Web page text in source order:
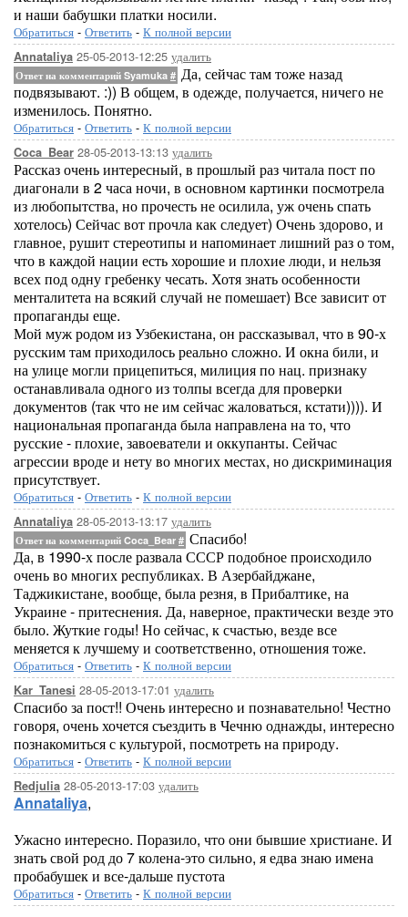
и наши бабушки платки носили.
Обратиться - Ответить - К полной версии
Annataliya 25-05-2013-12:25 удалить
Ответ на комментарий Syamuka # Да, сейчас там тоже назад
подвязывают. :)) В общем, в одежде, получается, ничего не
изменилось. Понятно.
Обратиться - Ответить - К полной версии
Coca_Bear 28-05-2013-13:13 удалить
Рассказ очень интересный, в прошлый раз читала пост по
диагонали в 2 часа ночи, в основном картинки посмотрела
из любопытства, но прочесть не осилила, уж очень спать
хотелось) Сейчас вот прочла как следует) Очень здорово, и
главное, рушит стереотипы и напоминает лишний раз о том,
что в каждой нации есть хорошие и плохие люди, и нельзя
всех под одну гребенку чесать. Хотя знать особенности
менталитета на всякий случай не помешает) Все зависит от
пропаганды еще.
Мой муж родом из Узбекистана, он рассказывал, что в 90-х
русским там приходилось реально сложно. И окна били, и
на улице могли прицепиться, милиция по нац. признаку
останавливала одного из толпы всегда для проверки
документов (так что не им сейчас жаловаться, кстати)))). И
национальная пропаганда была направлена на то, что
русские - плохие, завоеватели и оккупанты. Сейчас
агрессии вроде и нету во многих местах, но дискриминация
присутствует.
Обратиться - Ответить - К полной версии
Annataliya 28-05-2013-13:17 удалить
Ответ на комментарий Coca_Bear # Спасибо!
Да, в 1990-х после развала СССР подобное происходило
очень во многих республиках. В Азербайджане,
Таджикистане, вообще, была резня, в Прибалтике, на
Украине - притеснения. Да, наверное, практически везде это
было. Жуткие годы! Но сейчас, к счастью, везде все
меняется к лучшему и соответственно, отношения тоже.
Обратиться - Ответить - К полной версии
Kar_Tanesi 28-05-2013-17:01 удалить
Спасибо за пост!! Очень интересно и познавательно! Честно
говоря, очень хочется съездить в Чечню однажды, интересно
познакомиться с культурой, посмотреть на природу.
Обратиться - Ответить - К полной версии
Redjulia 28-05-2013-17:03 удалить
Annataliya,
Ужасно интересно. Поразило, что они бывшие христиане. И
знать свой род до 7 колена-это сильно, я едва знаю имена
пробабушек и все-дальше пустота
Обратиться - Ответить - К полной версии